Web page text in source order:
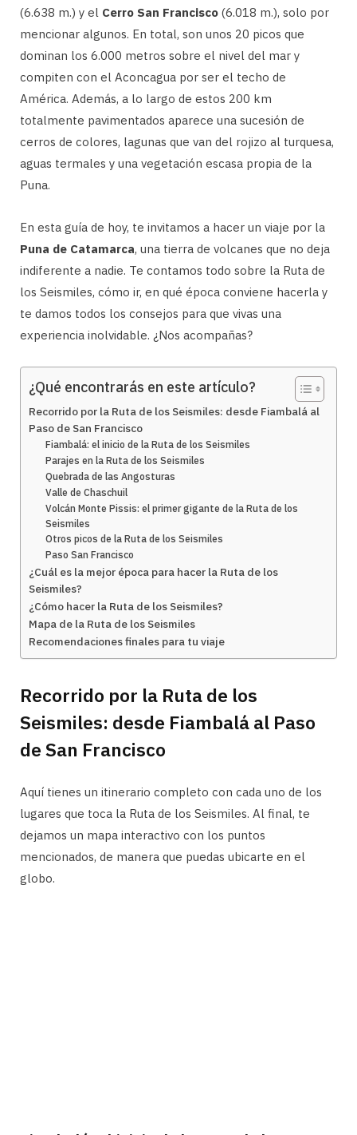
(6.638 m.) y el Cerro San Francisco (6.018 m.), solo por
mencionar algunos. En total, son unos 20 picos que
dominan los 6.000 metros sobre el nivel del mar y
compiten con el Aconcagua por ser el techo de
América. Además, a lo largo de estos 200 km
totalmente pavimentados aparece una sucesión de
cerros de colores, lagunas que van del rojizo al turquesa,
aguas termales y una vegetación escasa propia de la
Puna.
En esta guía de hoy, te invitamos a hacer un viaje por la
Puna de Catamarca, una tierra de volcanes que no deja
indiferente a nadie. Te contamos todo sobre la Ruta de
los Seismiles, cómo ir, en qué época conviene hacerla y
te damos todos los consejos para que vivas una
experiencia inolvidable. ¿Nos acompañas?
¿Qué encontrarás en este artículo?
Recorrido por la Ruta de los Seismiles: desde Fiambalá al
Paso de San Francisco
Fiambalá: el inicio de la Ruta de los Seismiles
Parajes en la Ruta de los Seismiles
Quebrada de las Angosturas
Valle de Chaschuil
Volcán Monte Pissis: el primer gigante de la Ruta de los
Seismiles
Otros picos de la Ruta de los Seismiles
Paso San Francisco
¿Cuál es la mejor época para hacer la Ruta de los
Seismiles?
¿Cómo hacer la Ruta de los Seismiles?
Mapa de la Ruta de los Seismiles
Recomendaciones finales para tu viaje
Recorrido por la Ruta de los
Seismiles: desde Fiambalá al Paso
de San Francisco
Aquí tienes un itinerario completo con cada uno de los
lugares que toca la Ruta de los Seismiles. Al final, te
dejamos un mapa interactivo con los puntos
mencionados, de manera que puedas ubicarte en el
globo.